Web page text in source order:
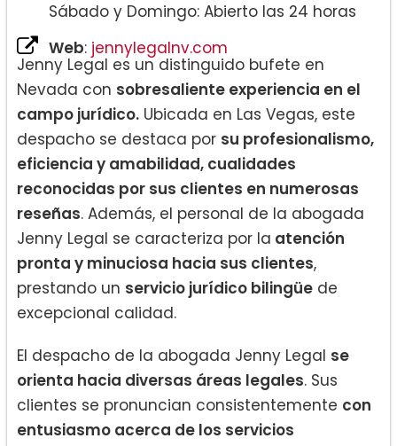
Sábado y Domingo: Abierto las 24 horas
Web: jennylegalnv.com
Jenny Legal es un distinguido bufete en
Nevada con sobresaliente experiencia en el
campo jurídico. Ubicada en Las Vegas, este
despacho se destaca por su profesionalismo,
eficiencia y amabilidad, cualidades
reconocidas por sus clientes en numerosas
reseñas. Además, el personal de la abogada
Jenny Legal se caracteriza por la atención
pronta y minuciosa hacia sus clientes,
prestando un servicio jurídico bilingüe de
excepcional calidad.
El despacho de la abogada Jenny Legal se
orienta hacia diversas áreas legales. Sus
clientes se pronuncian consistentemente con
entusiasmo acerca de los servicios